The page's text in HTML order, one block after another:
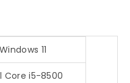
Windows 11
Core i5-8500